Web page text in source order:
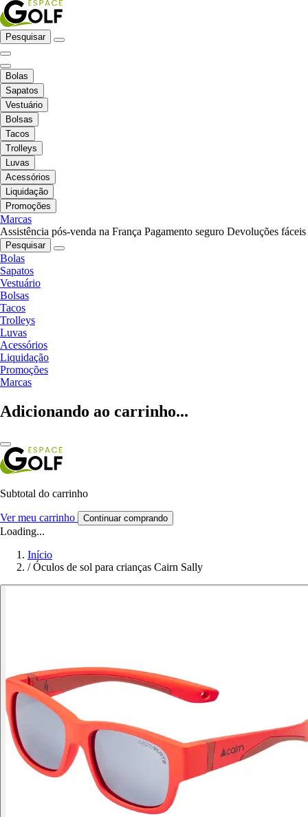
Pesquisar
Bolas
Sapatos
Vestuário
Bolsas
Tacos
Trolleys
Luvas
Acessórios
Liquidação
Promoções
Marcas
Assistência pós-venda na França Pagamento seguro Devoluções fáceis
Pesquisar
Bolas
Sapatos
Vestuário
Bolsas
Tacos
Trolleys
Luvas
Acessórios
Liquidação
Promoções
Marcas
Adicionando ao carrinho...
Subtotal do carrinho
Ver meu carrinho Continuar comprando
Loading...
Início
/ Óculos de sol para crianças Cairn Sally